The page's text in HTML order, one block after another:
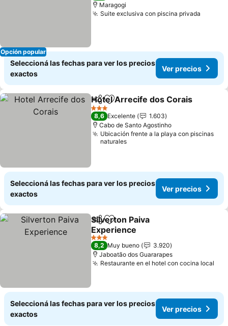
Opción popular
Maragogi
Suite exclusiva con piscina privada
Seleccioná las fechas para ver los precios
exactos
Ver precios
CompartirAñadir a favoritos
Hotel Arrecife dos Corais
3 Estrellas
8,6 Excelente
1.603
Cabo de Santo Agostinho
Ubicación frente a la playa con piscinas
naturales
Seleccioná las fechas para ver los precios
exactos
Ver precios
CompartirAñadir a favoritos
Silverton Paiva
Experience
3 Estrellas
8,2 Muy bueno
3.920
Jaboatão dos Guararapes
Restaurante en el hotel con cocina local
Seleccioná las fechas para ver los precios
exactos
Ver precios